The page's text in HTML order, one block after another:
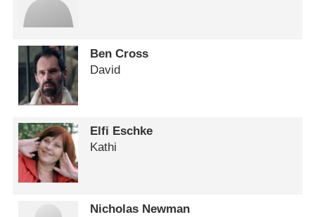
Ben Cross
David
Elfi Eschke
Kathi
Nicholas Newman